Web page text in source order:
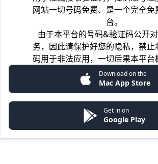
网站一切号码免费、是一个完全免
台。
由于本平台的号码&验证码公开
务，因此请保护好您的隐私，禁止
码用于非法应用，一切后果本平台
Download on the
Mac App Store
Get in on
Google Play